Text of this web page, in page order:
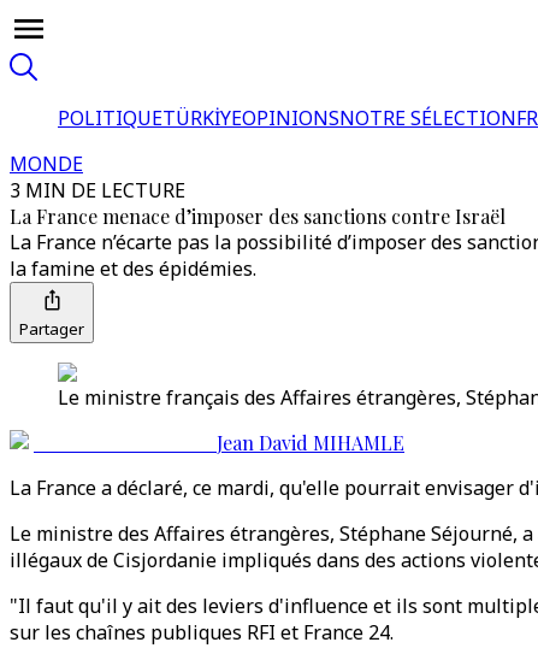
POLITIQUETÜRKİYEOPINIONSNOTRE SÉLECTION
MONDE
3 MIN DE LECTURE
La France menace d’imposer des sanctions contre Israël
La France n’écarte pas la possibilité d’imposer des
la famine et des épidémies.
Partager
Le ministre français des Affaires étrangères,
Jean David MIHAMLE
La France a déclaré, ce mardi, qu'elle pourrait envisager
Le ministre des Affaires étrangères, Stéphane Séjourné,
illégaux de Cisjordanie impliqués dans des actions
"Il faut qu'il y ait des leviers d'influence et ils sont
sur les chaînes publiques RFI et France 24.